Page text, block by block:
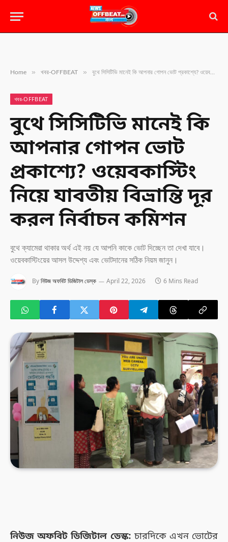
Home » খবর-OFFBEAT » বুথে সিসিটিভি মানেই কি আপনার গোপন ভোট প্রকাশ্যে? ওয়েবকাস্টিং নিয়ে যাবতীয় বিভ্রান্তি দূর করল নির্বাচন কমিশন
খবর-OFFBEAT
বুথে সিসিটিভি মানেই কি
আপনার গোপন ভোট
প্রকাশ্যে? ওয়েবকাস্টিং
নিয়ে যাবতীয় বিভ্রান্তি দূর
করল নির্বাচন কমিশন
বুথে ক্যামেরা থাকার অর্থ এই নয় যে আপনি কাকে ভোট দিচ্ছেন তা দেখা যাবে।
ওয়েবকাস্টিংয়ের আসল উদ্দেশ্য এবং ভোটদানের সঠিক নিয়ম জানুন।
Byনিউজ অফবিট ডিজিটাল ডেস্ক April 22, 2026 6 Mins Read
নিউজ অফবিট ডিজিটাল ডেস্ক: চারদিকে এখন ভোটের